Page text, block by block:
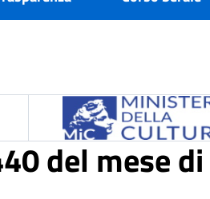
del mese di